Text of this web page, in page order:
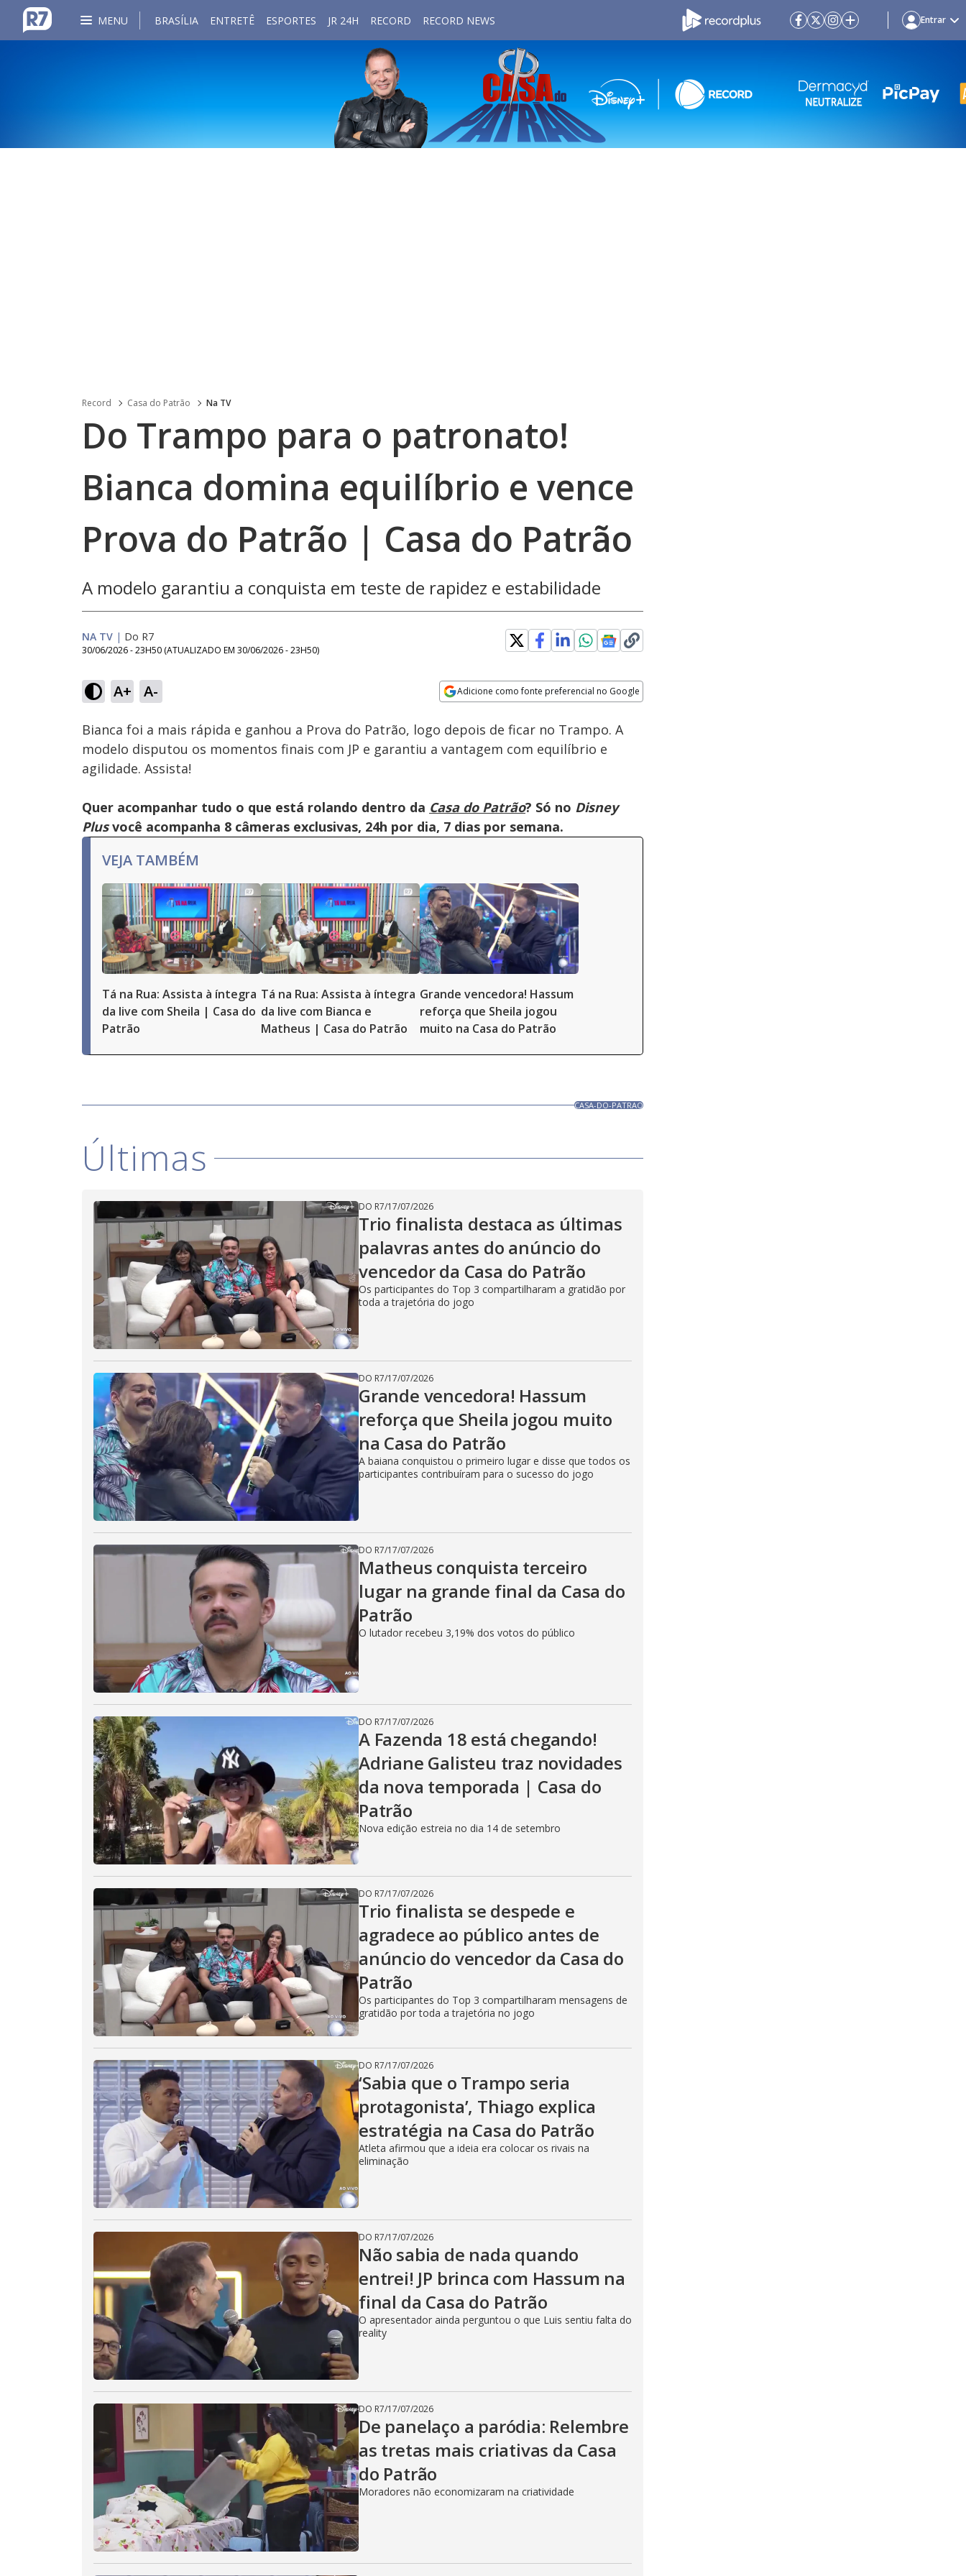
MENU BRASÍLIA ENTRETÊ ESPORTES JR 24H RECORD RECORD NEWS Entrar
Record Casa do Patrão Na TV
Do Trampo para o patronato!
Bianca domina equilíbrio e vence
Prova do Patrão | Casa do Patrão
A modelo garantiu a conquista em teste de rapidez e estabilidade
NA TV | Do R7
30/06/2026 - 23H50 (ATUALIZADO EM 30/06/2026 - 23H50)
A+ A- Adicione como fonte preferencial no Google
Ativar
Som
13.00%
Velocidade
Bianca foi a mais rápida e ganhou a Prova do Patrão, logo depois de ficar no Trampo. A
modelo disputou os momentos finais com JP e garantiu a vantagem com equilíbrio e
agilidade. Assista!
Quer acompanhar tudo o que está rolando dentro da Casa do Patrão? Só no Disney
Plusvocê acompanha 8 câmeras exclusivas, 24h por dia, 7 dias por semana.
VEJA TAMBÉM
Tá na Rua: Assista à íntegra
da live com Sheila | Casa do
Patrão
Tá na Rua: Assista à íntegra
da live com Bianca e
Matheus | Casa do Patrão
Grande vencedora! Hassum
reforça que Sheila jogou
muito na Casa do Patrão
CASA-DO-PATRAO
Últimas
DO R7/17/07/2026
Trio finalista destaca as últimas
palavras antes do anúncio do
vencedor da Casa do Patrão
Os participantes do Top 3 compartilharam a gratidão por
toda a trajetória do jogo
DO R7/17/07/2026
Grande vencedora! Hassum
reforça que Sheila jogou muito
na Casa do Patrão
A baiana conquistou o primeiro lugar e disse que todos os
participantes contribuíram para o sucesso do jogo
DO R7/17/07/2026
Matheus conquista terceiro
lugar na grande final da Casa do
Patrão
O lutador recebeu 3,19% dos votos do público
DO R7/17/07/2026
A Fazenda 18 está chegando!
Adriane Galisteu traz novidades
da nova temporada | Casa do
Patrão
Nova edição estreia no dia 14 de setembro
DO R7/17/07/2026
Trio finalista se despede e
agradece ao público antes de
anúncio do vencedor da Casa do
Patrão
Os participantes do Top 3 compartilharam mensagens de
gratidão por toda a trajetória no jogo
DO R7/17/07/2026
‘Sabia que o Trampo seria
protagonista’, Thiago explica
estratégia na Casa do Patrão
Atleta afirmou que a ideia era colocar os rivais na
eliminação
DO R7/17/07/2026
Não sabia de nada quando
entrei! JP brinca com Hassum na
final da Casa do Patrão
O apresentador ainda perguntou o que Luis sentiu falta do
reality
DO R7/17/07/2026
De panelaço a paródia: Relembre
as tretas mais criativas da Casa
do Patrão
Moradores não economizaram na criatividade